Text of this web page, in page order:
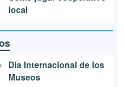
local
Día Internacional de los
Museos